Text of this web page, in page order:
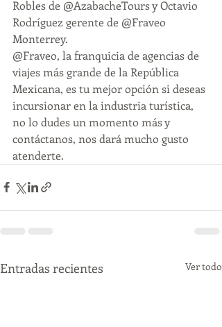
Robles de @AzabacheTours y Octavio
Rodríguez gerente de @Fraveo
Monterrey.
@Fraveo, la franquicia de agencias de
viajes más grande de la República
Mexicana, es tu mejor opción si deseas
incursionar en la industria turística,
no lo dudes un momento más y
contáctanos, nos dará mucho gusto
atenderte.
Entradas recientes Ver todo